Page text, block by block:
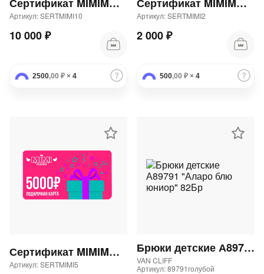
Артикул: SERTMIMI10
10 000 ₽
2500,00 ₽ × 4
Артикул: SERTMIMI2
2 000 ₽
500,00 ₽ × 4
Сертификат MIMIMODA 5000 р.
Артикул: SERTMIMI5
Брюки детские А89791 "Аларо блю юниор" 82Бр
VAN CLIFF
Артикул: 89791голубой